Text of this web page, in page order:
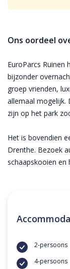
Ons oordeel
EuroParcs Ruinen
bijzonder
groep vrienden,
allemaal mogelijk.
zijn op het park
Het is bovendien
Drenthe. Bezoek
schaapskooien en
2-persoons
4-persoons